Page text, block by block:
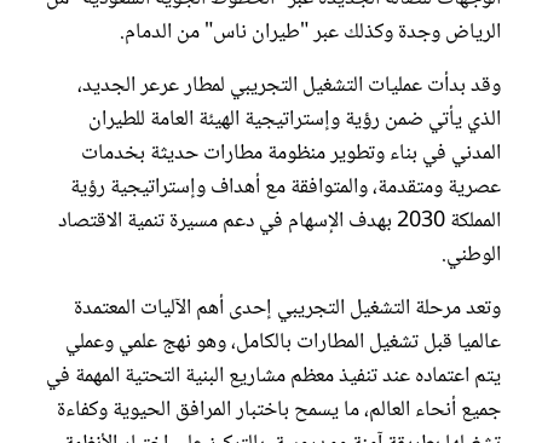
الرياض وجدة وكذلك عبر "طيران ناس" من الدمام.
وقد بدأت عمليات التشغيل التجريبي لمطار عرعر الجديد،
الذي يأتي ضمن رؤية وإستراتيجية الهيئة العامة للطيران
المدني في بناء وتطوير منظومة مطارات حديثة بخدمات
عصرية ومتقدمة، والمتوافقة مع أهداف وإستراتيجية رؤية
المملكة 2030 بهدف الإسهام في دعم مسيرة تنمية الاقتصاد
الوطني.
وتعد مرحلة التشغيل التجريبي إحدى أهم الآليات المعتمدة
عالميا قبل تشغيل المطارات بالكامل، وهو نهج علمي وعملي
يتم اعتماده عند تنفيذ معظم مشاريع البنية التحتية المهمة في
جميع أنحاء العالم، ما يسمح باختبار المرافق الحيوية وكفاءة